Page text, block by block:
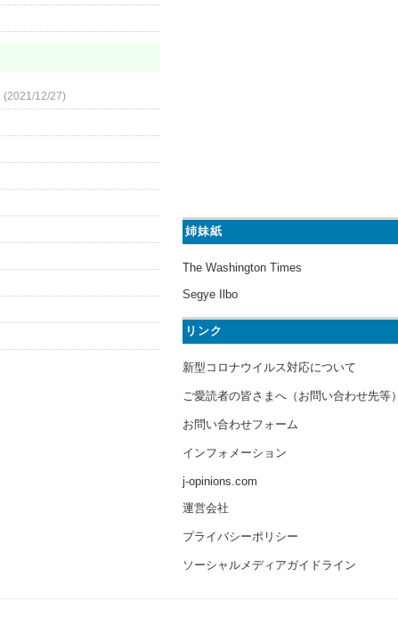
(2021/12/27)
姉妹紙
The Washington Times
Segye Ilbo
リンク
新型コロナウイルス対応について
ご愛読者の皆さまへ（お問い合わせ先等）
お問い合わせフォーム
インフォメーション
j-opinions.com
運営会社
プライバシーポリシー
ソーシャルメディアガイドライン